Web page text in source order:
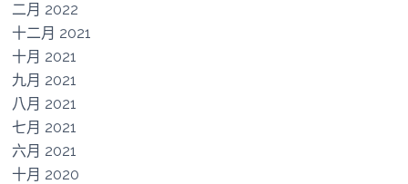
二月 2022
十二月 2021
十月 2021
九月 2021
八月 2021
七月 2021
六月 2021
十月 2020